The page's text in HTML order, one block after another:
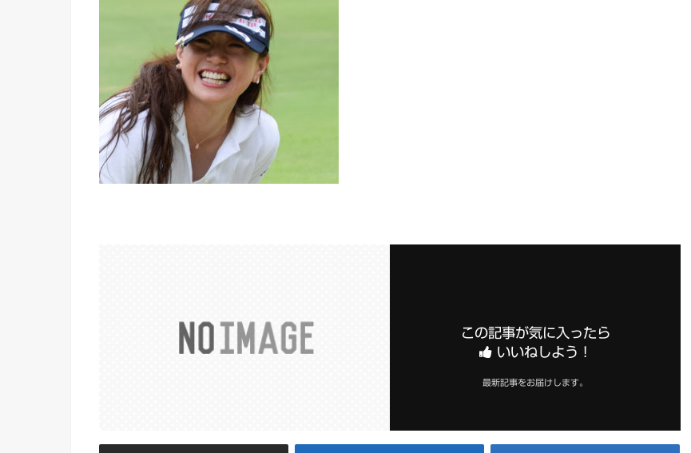
この記事が気に入ったら
いいねしよう！
最新記事をお届けします。